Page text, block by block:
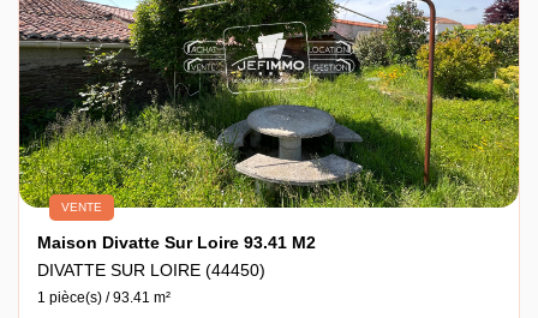
VENTE
Maison Divatte Sur Loire 93.41 M2
DIVATTE SUR LOIRE (44450)
1 pièce(s) / 93.41 m²